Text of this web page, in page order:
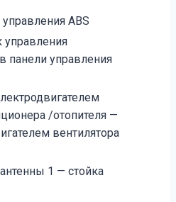
ABS
панели управления
/отопителя —
вентилятора
1 — стойка